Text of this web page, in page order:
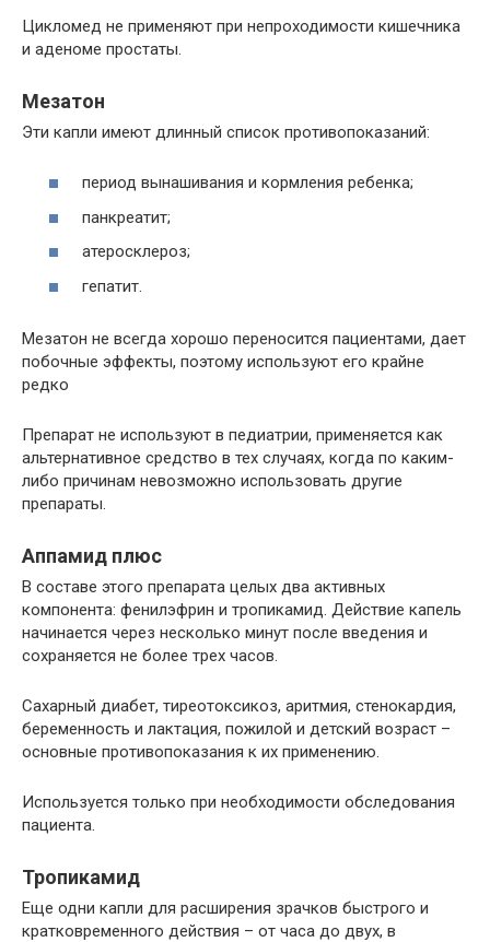
Цикломед не применяют при непроходимости кишечника
и аденоме простаты.
Мезатон
Эти капли имеют длинный список противопоказаний:
период вынашивания и кормления ребенка;
панкреатит;
атеросклероз;
гепатит.
Мезатон не всегда хорошо переносится пациентами, дает
побочные эффекты, поэтому используют его крайне
редко
Препарат не используют в педиатрии, применяется как
альтернативное средство в тех случаях, когда по каким-
либо причинам невозможно использовать другие
препараты.
Аппамид плюс
В составе этого препарата целых два активных
компонента: фенилэфрин и тропикамид. Действие капель
начинается через несколько минут после введения и
сохраняется не более трех часов.
Сахарный диабет, тиреотоксикоз, аритмия, стенокардия,
беременность и лактация, пожилой и детский возраст –
основные противопоказания к их применению.
Используется только при необходимости обследования
пациента.
Тропикамид
Еще одни капли для расширения зрачков быстрого и
кратковременного действия – от часа до двух, в